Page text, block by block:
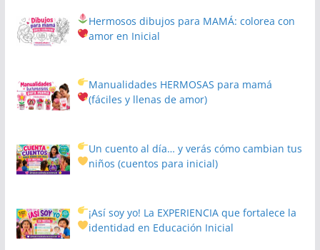
Hermosos dibujos para MAMÁ: colorea con
amor en Inicial
Manualidades HERMOSAS para mamá
(fáciles y llenas de amor)
Un cuento al día… y verás cómo cambian tus
niños(cuentos para inicial)
¡Así soy yo! La EXPERIENCIA que fortalece la
identidad en Educación Inicial